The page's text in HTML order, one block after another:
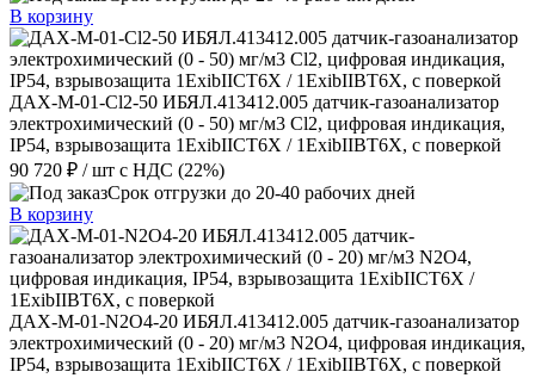
В корзину
ДАХ-М-01-Cl2-50 ИБЯЛ.413412.005 датчик-газоанализатор
электрохимический (0 - 50) мг/м3 Cl2, цифровая индикация,
IP54, взрывозащита 1ExibIICT6X / 1ExibIIBT6X, с поверкой
90 720 ₽ / шт с НДС (22%)
Срок отгрузки до 20-40 рабочих дней
В корзину
ДАХ-М-01-N2O4-20 ИБЯЛ.413412.005 датчик-газоанализатор
электрохимический (0 - 20) мг/м3 N2O4, цифровая индикация,
IP54, взрывозащита 1ExibIICT6X / 1ExibIIBT6X, с поверкой